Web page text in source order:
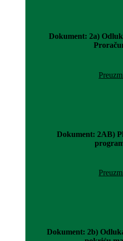
Dokument: 2a)
Dokument: 2AB)
Dokument: 2b)